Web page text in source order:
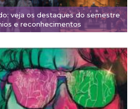
veja os destaques do semestre
e reconhecimentos